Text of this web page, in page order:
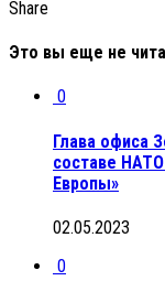
Share
Это вы еще не
0
Глава офиса
составе
Европы»
02.05.2023
0